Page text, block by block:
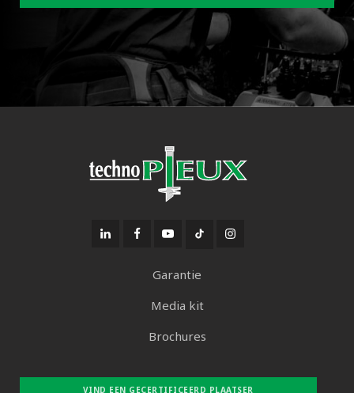
Garantie
Media kit
Brochures
VIND EEN GECERTIFICEERD PLAATSER